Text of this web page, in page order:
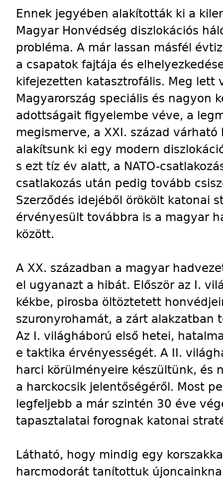
Ennek jegyében alakították ki a
Magyar Honvédség diszlokációs
probléma. A már lassan másfél
a csapatok fajtája és
kifejezetten katasztrofális. Meg lett
Magyarország speciális és nagyon
adottságait figyelembe véve, a
megismerve, a XXI. század
alakítsunk ki egy modern
s ezt tíz év alatt, a NATO-
csatlakozás után pedig tovább
Szerződés idejéből örökölt katonai
érvényesült továbbra is a magyar
között.
A XX. században a magyar
el ugyanazt a hibát. Először az I.
kékbe, pirosba öltöztetett
szuronyrohamát, a zárt alakzatban
Az I. világháború első hetei,
e taktika érvényességét. A II.
harci körülményeire készültünk,
a harckocsik jelentőségéről. Most
legfeljebb a már szintén 30 éve
tapasztalatai forognak katonai
Látható, hogy mindig egy
harcmodorát tanítottuk